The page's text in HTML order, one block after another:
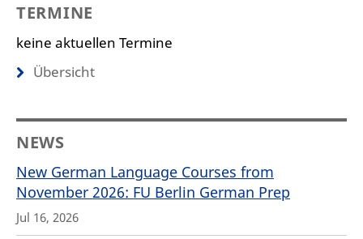
TERMINE
keine aktuellen Termine
Übersicht
NEWS
New German Language Courses from
November 2026: FU Berlin German Prep
Jul 16, 2026